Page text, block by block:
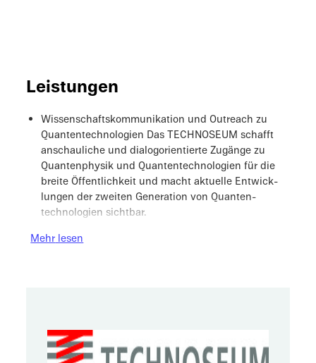
Leistungen
Wissen­schafts­kom­mu­ni­ka­tion und Outreach zu
Quanten­technologien Das TECHNO­SEUM schafft
anschau­li­che und dialog­ori­en­tierte Zugänge zu
Quanten­phy­sik und Quanten­technologien für die
breite Öffent­lich­keit und macht aktuelle Entwick­
lun­gen der zweiten Genera­tion von Quanten­
technologien sichtbar.
Entwick­lung niedrig­schwel­li­ger Experi­mente und
und experi­men­tell zugäng­lich zu machen.
Mehr lesen